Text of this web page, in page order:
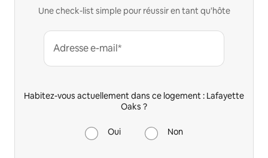
Une check-list simple pour réussir en tant qu'hôte
Adresse e-mail*
Habitez-vous actuellement dans ce logement : Lafayette
Oaks ?
Oui Non